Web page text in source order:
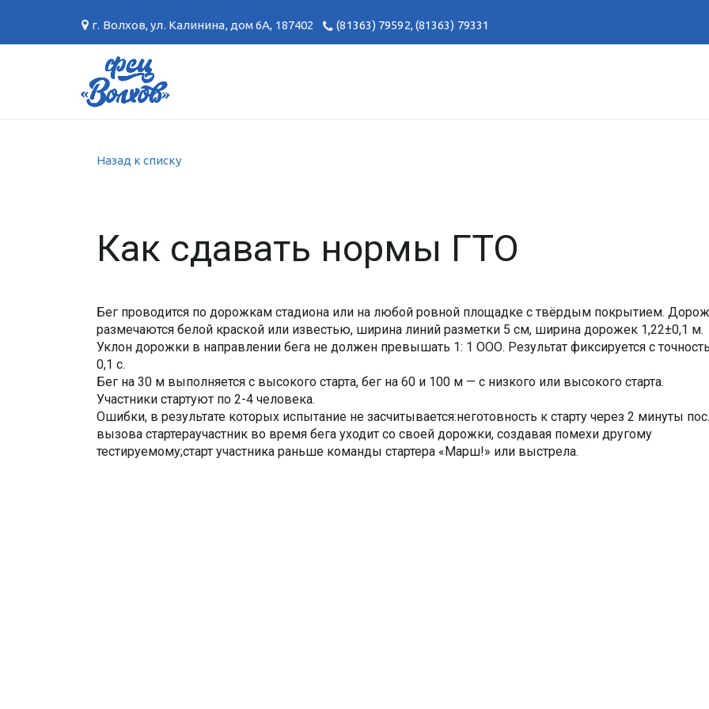
г. Волхов,ул. Калинина, дом 6А, 187402 (81363) 79592,(81363) 79331
Назад к списку
Как сдавать нормы ГТО
Бег проводится по дорожкам стадиона или на любой ровной площадке с твёрдым покрытием.
размечаются белой краской или известью, ширина линий разметки 5 см, ширина дорожек 1,22±0,1 м.
Уклон дорожки в направлении бега не должен превышать 1: 1 ООО. Результат фиксируется с
0,1 с.
Бег на 30 м выполняется с высокого старта, бег на 60 и 100 м — с низкого или высокого старта.
Участники стартуют по 2-4 человека.
Ошибки, в результате которых испытание не засчитывается:неготовность к старту через 2 минуты
вызова стартераучастник во время бега уходит со своей дорожки, создавая помехи другому
тестируемому;старт участника раньше команды стартера «Марш!» или выстрела.